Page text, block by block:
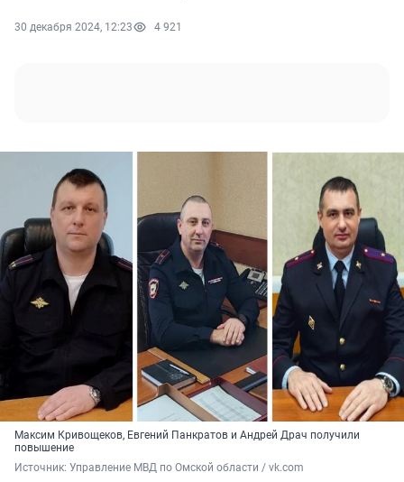
30 декабря 2024, 12:23 4 921
Максим Кривощеков, Евгений Панкратов и Андрей Драч получили
повышение
Источник: Управление МВД по Омской области / vk.com